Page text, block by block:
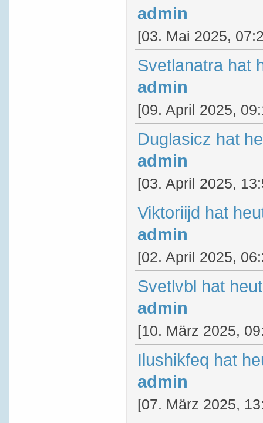
admin
[03. Mai 2025,
Svetlanatra hat
admin
[09. April 2025,
Duglasicz hat
admin
[03. April 2025,
Viktoriijd hat
admin
[02. April 2025,
Svetlvbl hat
admin
[10. März 2025,
Ilushikfeq hat
admin
[07. März 2025,